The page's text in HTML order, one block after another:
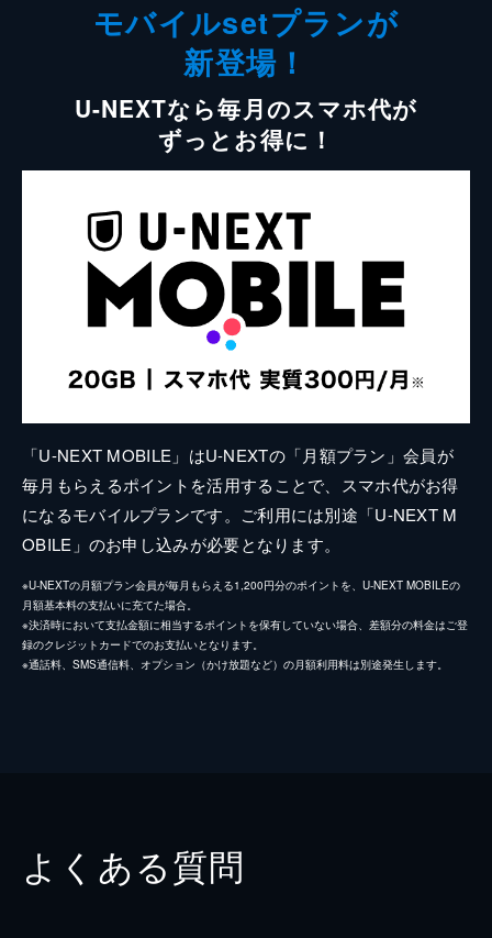
モバイルsetプランが
新登場！
U-NEXTなら毎月のスマホ代が
ずっとお得に！
「U-NEXT MOBILE」はU-NEXTの「月額プラン」会員が
毎月もらえるポイントを活用することで、スマホ代がお得
になるモバイルプランです。ご利用には別途「U-NEXT M
OBILE」のお申し込みが必要となります。
※U-NEXTの月額プラン会員が毎月もらえる1,200円分のポイントを、U-NEXT MOBILEの
月額基本料の支払いに充てた場合。
※決済時において支払金額に相当するポイントを保有していない場合、差額分の料金はご登
録のクレジットカードでのお支払いとなります。
※通話料、SMS通信料、オプション（かけ放題など）の月額利用料は別途発生します。
よくある質問